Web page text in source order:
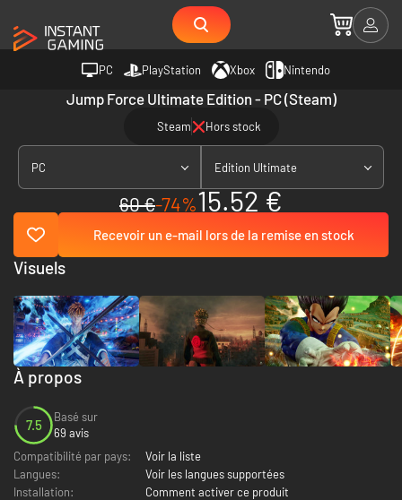
PC PlayStation Xbox Nintendo
Jump Force Ultimate Edition - PC (Steam)
Steam Hors stock
PC Edition Ultimate
60 €-74%15.52 €
Recevoir un e-mail lors de la remise en stock
À propos
7.5
Basé sur
69 avis
Compatibilité par pays:
Voir la liste
Langues:
Voir les langues supportées
Installation:
Comment activer ce produit
Visuels